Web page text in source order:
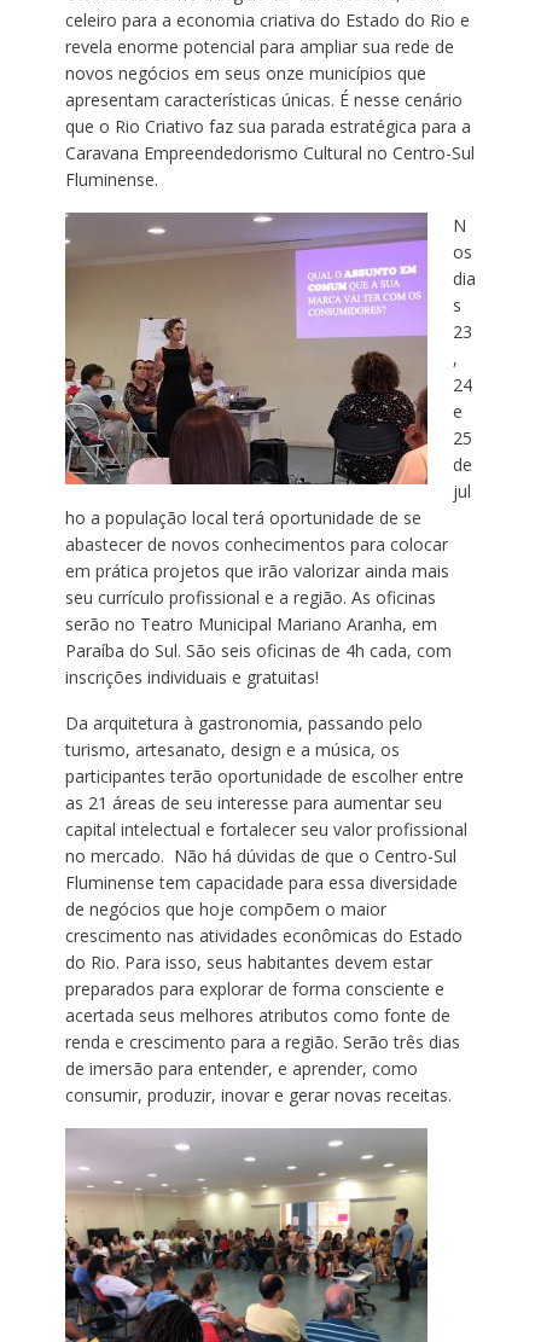
celeiro para a economia criativa do Estado do Rio e
revela enorme potencial para ampliar sua rede de
novos negócios em seus onze municípios que
apresentam características únicas. É nesse cenário
que o Rio Criativo faz sua parada estratégica para a
Caravana Empreendedorismo Cultural no Centro-Sul
Fluminense.
N
os
dia
s
23
,
24
e
25
de
jul
ho a população local terá oportunidade de se
abastecer de novos conhecimentos para colocar
em prática projetos que irão valorizar ainda mais
seu currículo profissional e a região. As oficinas
serão no Teatro Municipal Mariano Aranha, em
Paraíba do Sul. São seis oficinas de 4h cada, com
inscrições individuais e gratuitas!
Da arquitetura à gastronomia, passando pelo
turismo, artesanato, design e a música, os
participantes terão oportunidade de escolher entre
as 21 áreas de seu interesse para aumentar seu
capital intelectual e fortalecer seu valor profissional
no mercado. Não há dúvidas de que o Centro-Sul
Fluminense tem capacidade para essa diversidade
de negócios que hoje compõem o maior
crescimento nas atividades econômicas do Estado
do Rio. Para isso, seus habitantes devem estar
preparados para explorar de forma consciente e
acertada seus melhores atributos como fonte de
renda e crescimento para a região. Serão três dias
de imersão para entender, e aprender, como
consumir, produzir, inovar e gerar novas receitas.